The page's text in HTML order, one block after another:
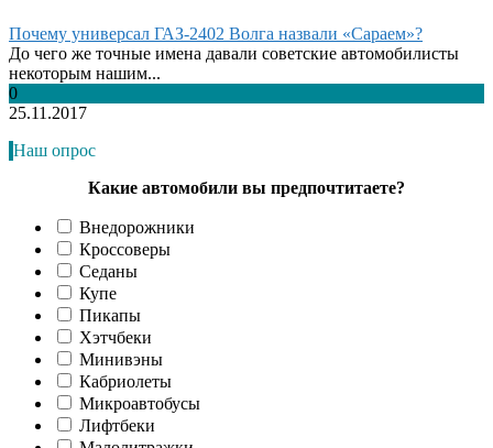
Почему универсал ГАЗ-2402 Волга назвали «Сараем»?
До чего же точные имена давали советские автомобилисты
некоторым нашим...
0
25.11.2017
Наш опрос
Какие автомобили вы предпочтитаете?
Внедорожники
Кроссоверы
Седаны
Купе
Пикапы
Хэтчбеки
Минивэны
Кабриолеты
Микроавтобусы
Лифтбеки